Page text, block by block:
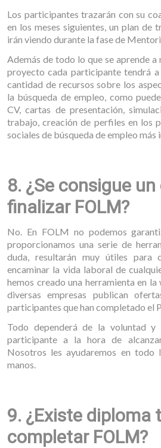
Los participantes trazarán con su
en los meses siguientes, un plan de
irán viendo durante la fase de
Además de todo lo que se aprende
proyecto cada participante tendrá a
cantidad de recursos sobre los
la búsqueda de empleo, como
CV, cartas de presentación,
trabajo, creación de perfiles en los
sociales de búsqueda de empleo más
8. ¿Se consigue
finalizar FOLM?
No. En FOLM no podemos
proporcionamos una serie de
duda, resultarán muy útiles para
encaminar la vida laboral de
hemos creado una herramienta en
diversas empresas publican
participantes que han completado el
Todo dependerá de la voluntad y
participante a la hora de
Nosotros les ayudaremos en todo
manos.
9. ¿Existe diploma
completar FOLM?